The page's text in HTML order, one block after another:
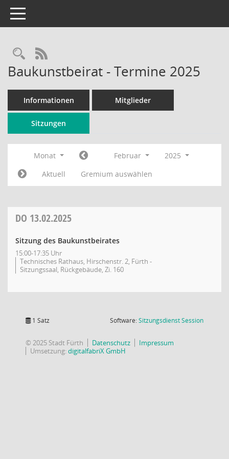
Toggle navigation
Rechercheauswahl
RSS-Feed
Baukunstbeirat - Termine 2025
Informationen Mitglieder
Sitzungen
Monat Februar
2025
Aktuell
Gremium auswählen
DO 13.02.2025
Sitzung des Baukunstbeirates
15:00-17:35 Uhr
Technisches Rathaus, Hirschenstr. 2, Fürth -
Sitzungssaal, Rückgebäude, Zi. 160
1 Satz Software:SitzungsdienstSession(Wird in
© 2025 Stadt Fürth Datenschutz
Impressum
Umsetzung:digitalfabriX GmbH